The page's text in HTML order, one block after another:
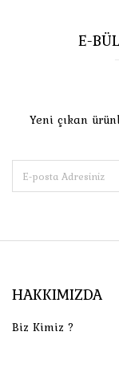
E-
Yeni çıkan
HAKKIMIZDA
Biz Kimiz ?